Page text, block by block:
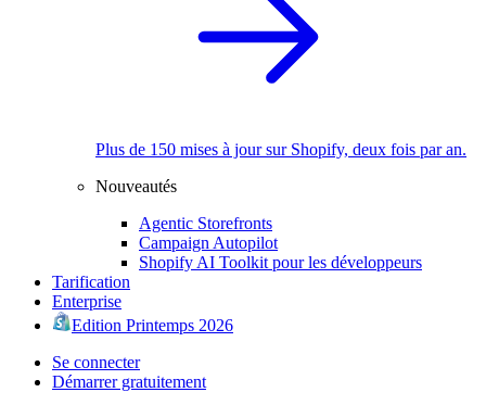
Plus de 150 mises à jour sur Shopify, deux fois par an.
Nouveautés
Agentic Storefronts
Campaign Autopilot
Shopify AI Toolkit pour les développeurs
Tarification
Enterprise
Edition Printemps 2026
Se connecter
Démarrer gratuitement